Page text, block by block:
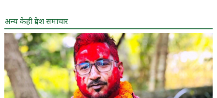
अन्य केही प्रदेश समाचार